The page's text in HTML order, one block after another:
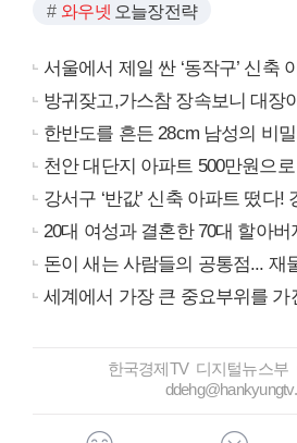
와우넷 오늘장전략
서울에서 제일 싼 ‘동작구’ 신축
방귀잦고,가스참 장속보니 대장
한반도를 흔든 28cm 남성의 비
천안 대단지 아파트 500만원으
강서구 ‘반값’ 신축 아파트 떴다!
20대 여성과 결혼한 70대 할아버
돈이 새는 사람들의 공통점... 재
세계에서 가장 큰 중요부위를 가
한국경제TV 디지털뉴스부